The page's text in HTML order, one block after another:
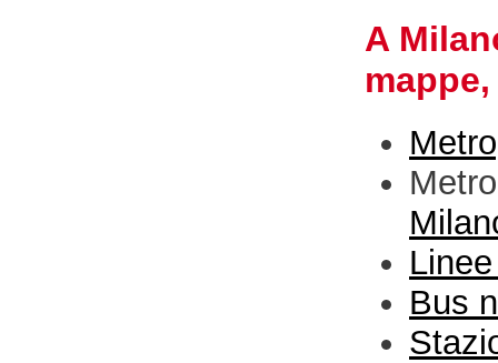
A
Bus